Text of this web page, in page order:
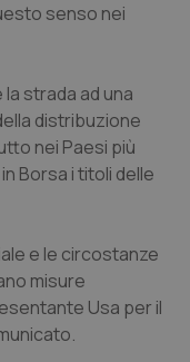
senso nei
strada ad una
distribuzione
nei Paesi più
Borsa i titoli delle
e le circostanze
misure
Usa per il